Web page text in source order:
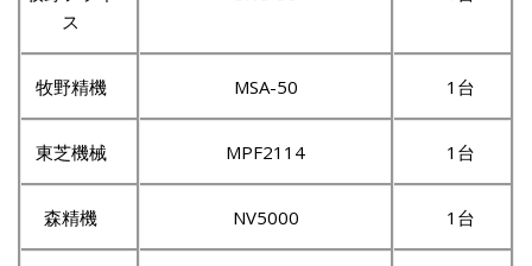
ス
牧野精機 MSA-50 1台
東芝機械 MPF2114 1台
森精機 NV5000 1台